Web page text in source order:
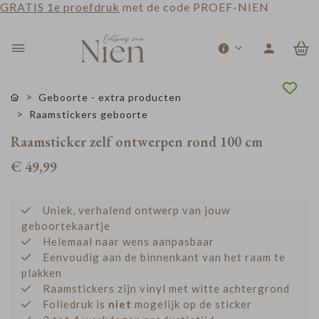
GRATIS 1e proefdruk met de code PROEF-NIEN
Geboorte - extra producten
Raamstickers geboorte
Raamsticker zelf ontwerpen rond 100 cm
€ 49,99
Uniek, verhalend ontwerp van jouw
geboortekaartje
Helemaal naar wens aanpasbaar
Eenvoudig aan de binnenkant van het raam te
plakken
Raamstickers zijn vinyl met witte achtergrond
Foliedruk is niet mogelijk op de sticker